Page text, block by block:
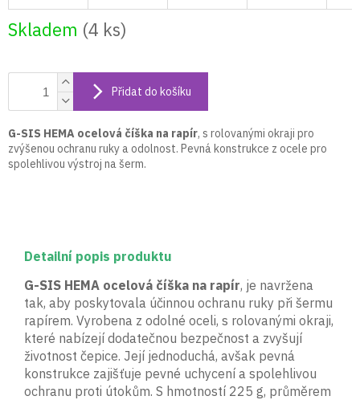
Skladem (4 ks)
Přidat do košíku
G-SIS HEMA ocelová číška na rapír, s rolovanými okraji pro
zvýšenou ochranu ruky a odolnost. Pevná konstrukce z ocele pro
spolehlivou výstroj na šerm.
Detailní popis produktu
G-SIS HEMA ocelová číška na rapír, je navržena
tak, aby poskytovala účinnou ochranu ruky při šermu
rapírem. Vyrobena z odolné oceli, s rolovanými okraji,
které nabízejí dodatečnou bezpečnost a zvyšují
životnost čepice. Její jednoduchá, avšak pevná
konstrukce zajišťuje pevné uchycení a spolehlivou
ochranu proti útokům. S hmotností 225 g, průměrem